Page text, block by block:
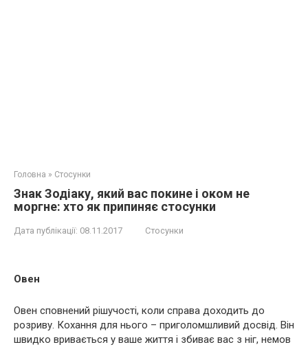
Головна » Стосунки
Знак Зодіаку, який вас покине і оком не
моргне: хто як припиняє стосунки
Дата публікації: 08.11.2017 Стосунки
Овен
Овен сповнений рішучості, коли справа доходить до
розриву. Кохання для нього – приголомшливий досвід. Він
швидко вривається у ваше життя і збиває вас з ніг, немов